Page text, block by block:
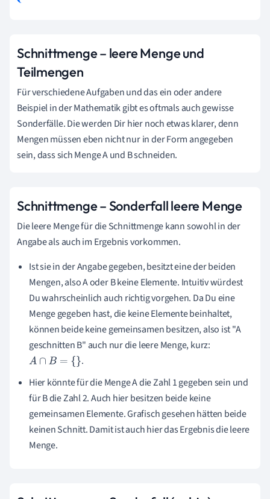
Schnittmenge – leere Menge und
Teilmengen
Für verschiedene Aufgaben und das ein oder andere
Beispiel in der Mathematik gibt es oftmals auch gewisse
Sonderfälle. Die werden Dir hier noch etwas klarer, denn
Mengen müssen eben nicht nur in der Form angegeben
sein, dass sich Menge A und B schneiden.
Schnittmenge – Sonderfall leere Menge
Die leere Menge für die Schnittmenge kann sowohl in der
Angabe als auch im Ergebnis vorkommen.
Ist sie in der Angabe gegeben, besitzt eine der beiden
Mengen, also A oder B keine Elemente. Intuitiv würdest
Du wahrscheinlich auch richtig vorgehen. Da Du eine
Menge gegeben hast, die keine Elemente beinhaltet,
können beide keine gemeinsamen besitzen, also ist "A
geschnitten B" auch nur die leere Menge, kurz:
A∩ B={}
.
Hier könnte für die Menge A die Zahl 1 gegeben sein und
für B die Zahl 2. Auch hier besitzen beide keine
gemeinsamen Elemente. Grafisch gesehen hätten beide
keinen Schnitt. Damit ist auch hier das Ergebnis die leere
Menge.